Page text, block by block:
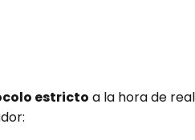
estricto a la hora de